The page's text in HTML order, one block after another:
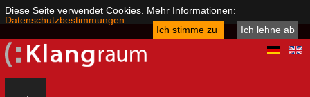
Diese Seite verwendet Cookies. Mehr Informationen:
Datenschutzbestimmungen
Ich stimme zu
Ich lehne ab